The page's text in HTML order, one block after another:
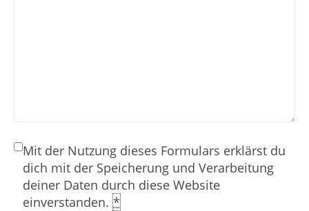
Mit der Nutzung dieses Formulars erklärst du
dich mit der Speicherung und Verarbeitung
deiner Daten durch diese Website
einverstanden. *